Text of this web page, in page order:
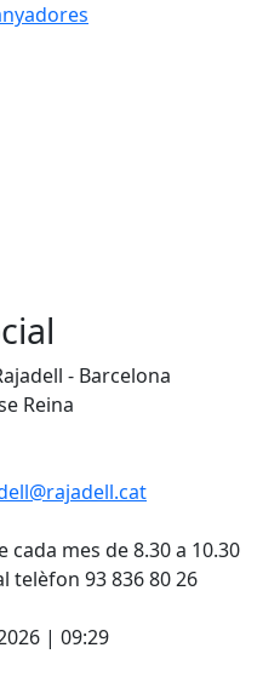
- Barcelona
Reina
mes de 8.30 a 10.30
telèfon 93 836 80 26
| 09:29